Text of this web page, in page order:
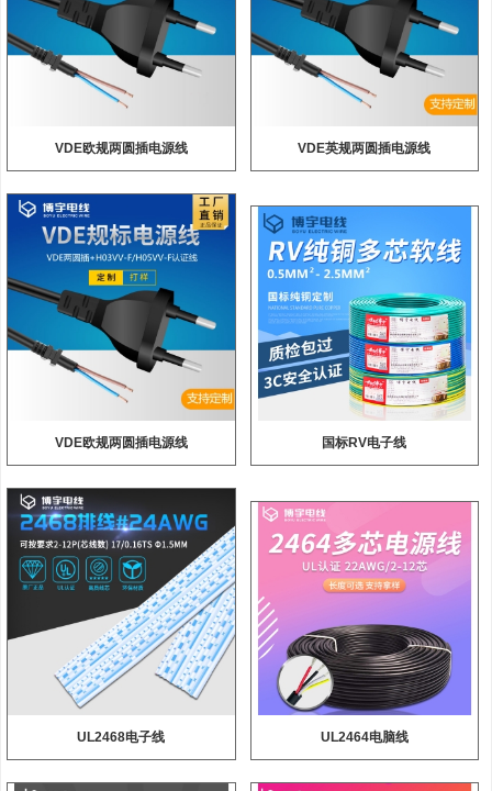
VDE欧规两圆插电源线 VDE英规两圆插电源线
VDE欧规两圆插电源线 国标RV电子线
UL2468电子线 UL2464电脑线